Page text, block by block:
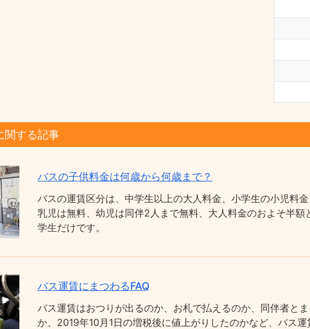
関する記事
バスの子供料金は何歳から何歳まで？
バスの運賃区分は、中学生以上の大人料金、小学生の小児料
乳児は無料、幼児は同伴2人まで無料、大人料金のおよそ半
学生だけです。
バス運賃にまつわるFAQ
バス運賃はおつりが出るのか、お札で払えるのか、同伴者と
か、2019年10月1日の増税後に値上がりしたのかなど、バス